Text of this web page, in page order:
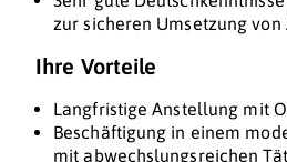
zur sicheren Umsetzung
Ihre Vorteile
Langfristige Anstellung mit
Beschäftigung in einem
mit abwechslungsreichen